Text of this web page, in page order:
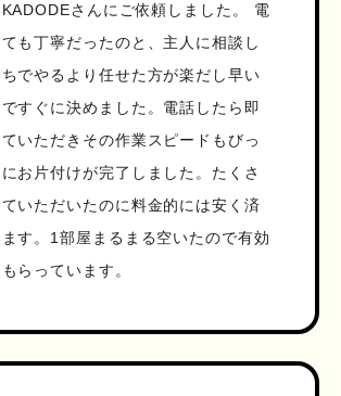
さんにご依頼しました。 電
も丁寧だったのと、主人に相談し
でやるより任せた方が楽だし早い
すぐに決めました。電話したら即
いただきその作業スピードもびっ
お片付けが完了しました。たくさ
いただいたのに料金的には安く済
す。1部屋まるまる空いたので有効
らっています。